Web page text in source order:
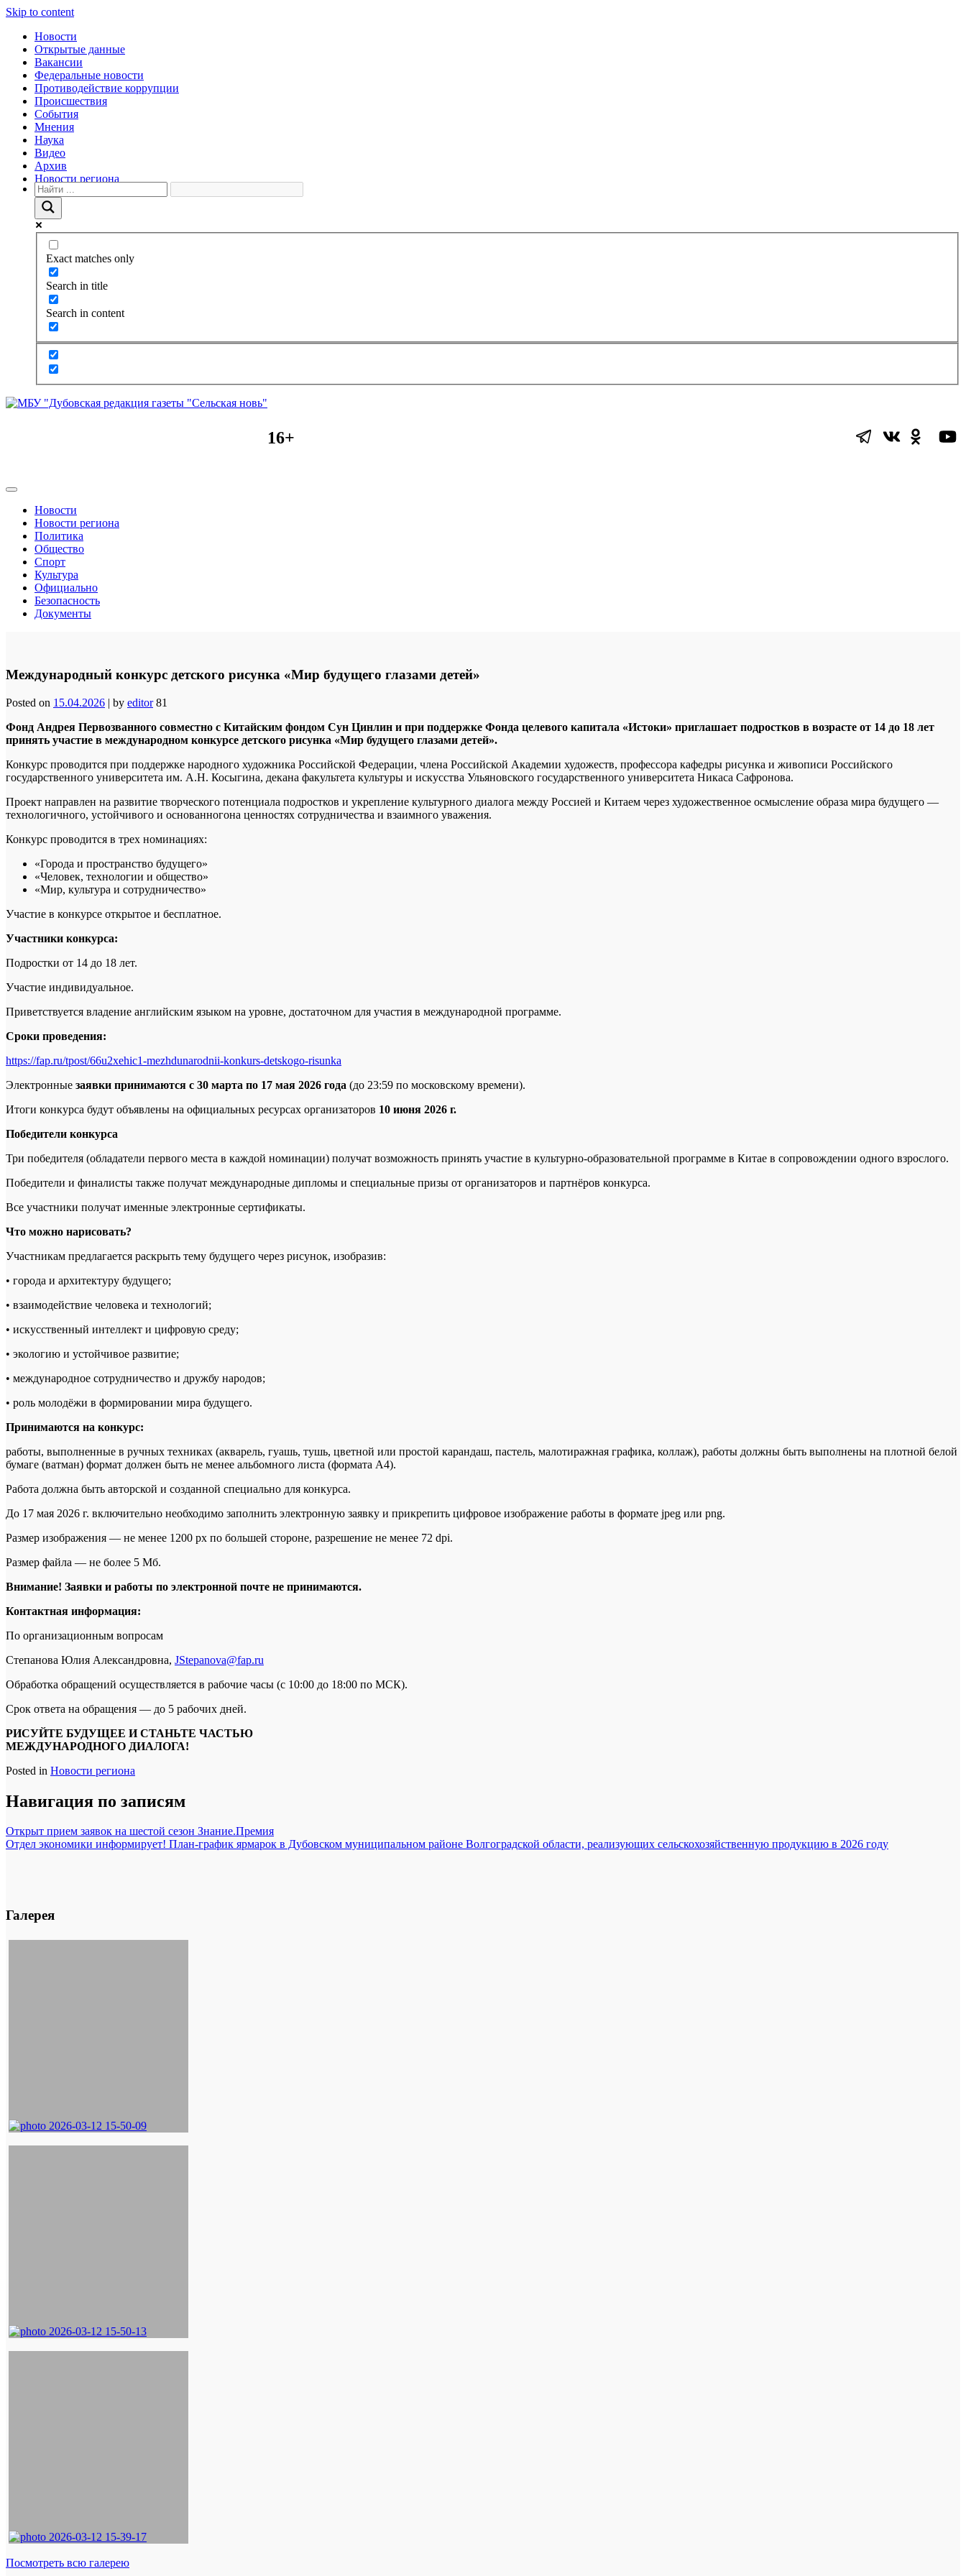
Skip to content
Новости
Открытые данные
Вакансии
Федеральные новости
Противодействие коррупции
Происшествия
События
Мнения
Наука
Видео
Архив
Новости региона
Exact matches only
Search in title
Search in content
16+
Новости
Новости региона
Политика
Общество
Спорт
Культура
Официально
Безопасность
Документы
Международный конкурс детского рисунка «Мир будущего глазами детей»
Posted on 15.04.2026 | by editor 81
Фонд Андрея Первозванного совместно с Китайским фондом Сун Цинлин и при поддержке Фонда целевого капитала «Истоки» приглашает подростков в возрасте от 14 до 18 лет
принять участие в международном конкурсе детского рисунка «Мир будущего глазами детей».
Конкурс проводится при поддержке народного художника Российской Федерации, члена Российской Академии художеств, профессора кафедры рисунка и живописи Российского
государственного университета им. А.Н. Косыгина, декана факультета культуры и искусства Ульяновского государственного университета Никаса Сафронова.
Проект направлен на развитие творческого потенциала подростков и укрепление культурного диалога между Россией и Китаем через художественное осмысление образа мира будущего —
технологичного, устойчивого и основанногона ценностях сотрудничества и взаимного уважения.
Конкурс проводится в трех номинациях:
«Города и пространство будущего»
«Человек, технологии и общество»
«Мир, культура и сотрудничество»
Участие в конкурсе открытое и бесплатное.
Участники конкурса:
Подростки от 14 до 18 лет.
Участие индивидуальное.
Приветствуется владение английским языком на уровне, достаточном для участия в международной программе.
Сроки проведения:
https://fap.ru/tpost/66u2xehic1-mezhdunarodnii-konkurs-detskogo-risunka
Электронные заявки принимаются с 30 марта по 17 мая 2026 года (до 23:59 по московскому времени).
Итоги конкурса будут объявлены на официальных ресурсах организаторов 10 июня 2026 г.
Победители конкурса
Три победителя (обладатели первого места в каждой номинации) получат возможность принять участие в культурно-образовательной программе в Китае в сопровождении одного взрослого.
Победители и финалисты также получат международные дипломы и специальные призы от организаторов и партнёров конкурса.
Все участники получат именные электронные сертификаты.
Что можно нарисовать?
Участникам предлагается раскрыть тему будущего через рисунок, изобразив:
• города и архитектуру будущего;
• взаимодействие человека и технологий;
• искусственный интеллект и цифровую среду;
• экологию и устойчивое развитие;
• международное сотрудничество и дружбу народов;
• роль молодёжи в формировании мира будущего.
Принимаются на конкурс:
работы, выполненные в ручных техниках (акварель, гуашь, тушь, цветной или простой карандаш, пастель, малотиражная графика, коллаж), работы должны быть выполнены на плотной белой
бумаге (ватман) формат должен быть не менее альбомного листа (формата А4).
Работа должна быть авторской и созданной специально для конкурса.
До 17 мая 2026 г. включительно необходимо заполнить электронную заявку и прикрепить цифровое изображение работы в формате jpeg или png.
Размер изображения — не менее 1200 px по большей стороне, разрешение не менее 72 dpi.
Размер файла — не более 5 Мб.
Внимание! Заявки и работы по электронной почте не принимаются.
Контактная информация:
По организационным вопросам
Степанова Юлия Александровна, JStepanova@fap.ru
Обработка обращений осуществляется в рабочие часы (с 10:00 до 18:00 по МСК).
Срок ответа на обращения — до 5 рабочих дней.
РИСУЙТЕ БУДУЩЕЕ И СТАНЬТЕ ЧАСТЬЮ
МЕЖДУНАРОДНОГО ДИАЛОГА!
Posted in Новости региона
Навигация по записям
Открыт прием заявок на шестой сезон Знание.Премия
Отдел экономики информирует! План-график ярмарок в Дубовском муниципальном районе Волгоградской области, реализующих сельскохозяйственную продукцию в 2026 году
Галерея
Посмотреть всю галерею